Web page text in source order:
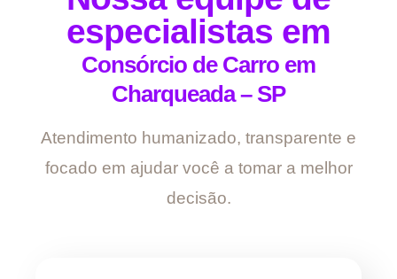
especialistas em
Consórcio de Carro em
Charqueada – SP
Atendimento humanizado, transparente e
focado em ajudar você a tomar a melhor
decisão.